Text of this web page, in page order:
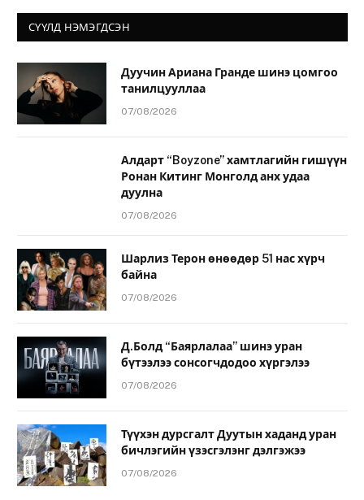
СҮҮЛД НЭМЭГДСЭН
Дуучин Ариана Гранде шинэ цомгоо
танилцууллаа
07/08/2026
Алдарт “Boyzone” хамтлагийн гишүүн
Ронан Китинг Монголд анх удаа
дуулна
07/08/2026
Шарлиз Терон өнөөдөр 51 нас хүрч
байна
07/08/2026
Д.Болд “Баярлалаа” шинэ уран
бүтээлээ сонсогчдодоо хүргэлээ
07/08/2026
Түүхэн дурсгалт Дуутын хаданд уран
бичлэгийн үзэсгэлэнг дэлгэжээ
07/08/2026